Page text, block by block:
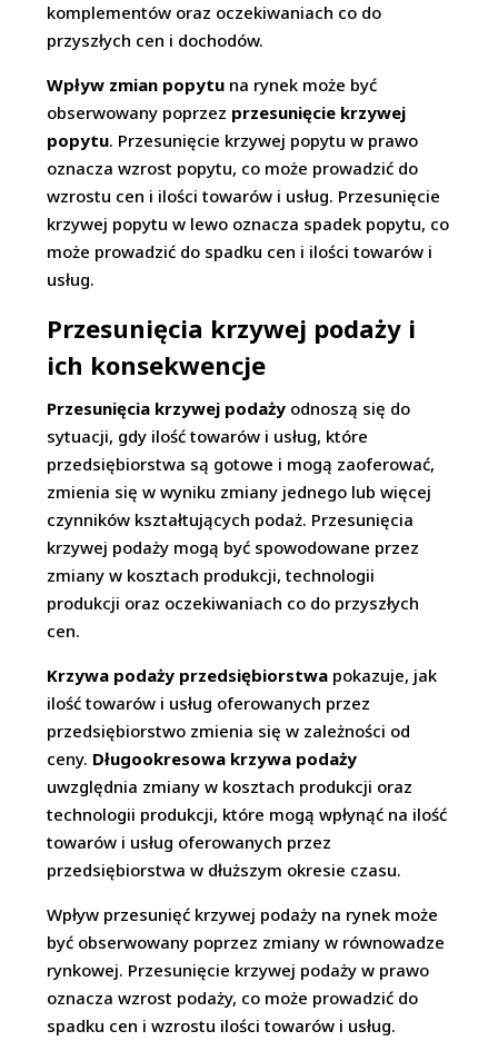
komplementów oraz oczekiwaniach co do
przyszłych cen i dochodów.
Wpływ zmian popytu na rynek może być
obserwowany poprzez przesunięcie krzywej
popytu. Przesunięcie krzywej popytu w prawo
oznacza wzrost popytu, co może prowadzić do
wzrostu cen i ilości towarów i usług. Przesunięcie
krzywej popytu w lewo oznacza spadek popytu, co
może prowadzić do spadku cen i ilości towarów i
usług.
Przesunięcia krzywej podaży i
ich konsekwencje
Przesunięcia krzywej podaży odnoszą się do
sytuacji, gdy ilość towarów i usług, które
przedsiębiorstwa są gotowe i mogą zaoferować,
zmienia się w wyniku zmiany jednego lub więcej
czynników kształtujących podaż. Przesunięcia
krzywej podaży mogą być spowodowane przez
zmiany w kosztach produkcji, technologii
produkcji oraz oczekiwaniach co do przyszłych
cen.
Krzywa podaży przedsiębiorstwa pokazuje, jak
ilość towarów i usług oferowanych przez
przedsiębiorstwo zmienia się w zależności od
ceny. Długookresowa krzywa podaży
uwzględnia zmiany w kosztach produkcji oraz
technologii produkcji, które mogą wpłynąć na ilość
towarów i usług oferowanych przez
przedsiębiorstwa w dłuższym okresie czasu.
Wpływ przesunięć krzywej podaży na rynek może
być obserwowany poprzez zmiany w równowadze
rynkowej. Przesunięcie krzywej podaży w prawo
oznacza wzrost podaży, co może prowadzić do
spadku cen i wzrostu ilości towarów i usług.